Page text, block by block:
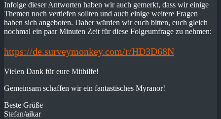
Infolge dieser Antworten haben wir auch gemerkt, dass wir einige
Themen noch vertiefen sollten und auch einige weitere Fragen
haben sich angeboten. Daher würden wir euch bitten, euch gleich
nochmal ein paar Minuten Zeit für diese Folgeumfrage zu nehmen:
https://de.surveymonkey.com/r/HD3D68N
Vielen Dank für eure Mithilfe!
Gemeinsam schaffen wir ein fantastisches Myranor!
Beste Grüße
Stefan/aikar